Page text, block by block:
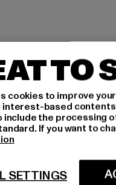
TO
cookies to improve
interest-based
include the processing
If you want to
SETTINGS